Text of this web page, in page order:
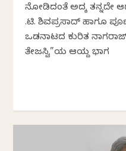
ನೋಡಿದಂತೆ ಅದಕ್ಕೆ ತನ್ನದೇ
ಕೆ.ಟಿ. ಶಿವಪ್ರಸಾದ್ ಹಾಗೂ
ಒಡನಾಟದ ಕುರಿತ
ತೇಜಸ್ವಿ”ಯ ಆಯ್ದ ಭಾಗ